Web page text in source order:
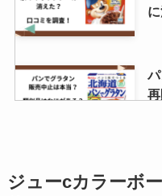
ジューcカラーボ